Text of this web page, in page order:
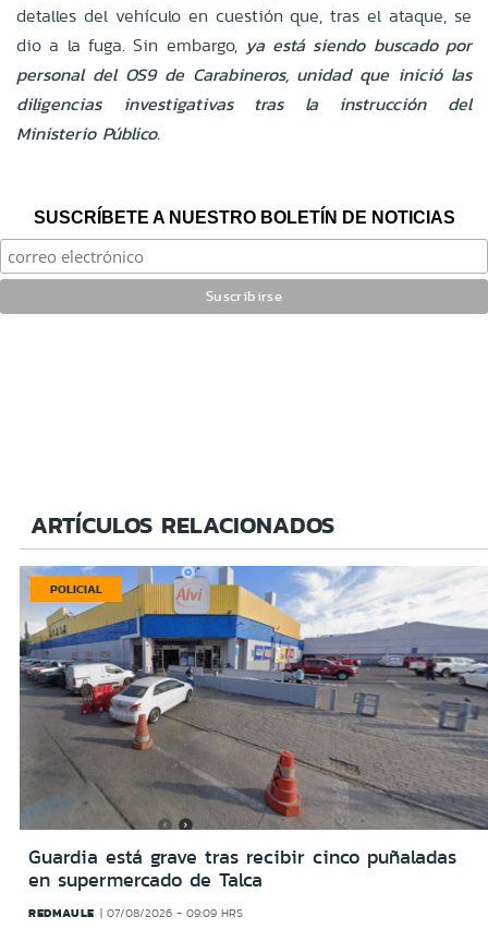
detalles del vehículo en cuestión que, tras el ataque, se
dio a la fuga. Sin embargo, ya está siendo buscado por
personal del OS9 de Carabineros, unidad que inició las
diligencias investigativas tras la instrucción del
Ministerio Público.
SUSCRÍBETE A NUESTRO BOLETÍN DE NOTICIAS
ARTÍCULOS RELACIONADOS
POLICIAL
Guardia está grave tras recibir cinco puñaladas
en supermercado de Talca
REDMAULE 07/08/2026 - 09:09 HRS